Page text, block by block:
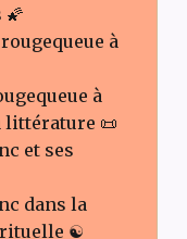
à
à
littérature 📜
et ses
dans la
☯️